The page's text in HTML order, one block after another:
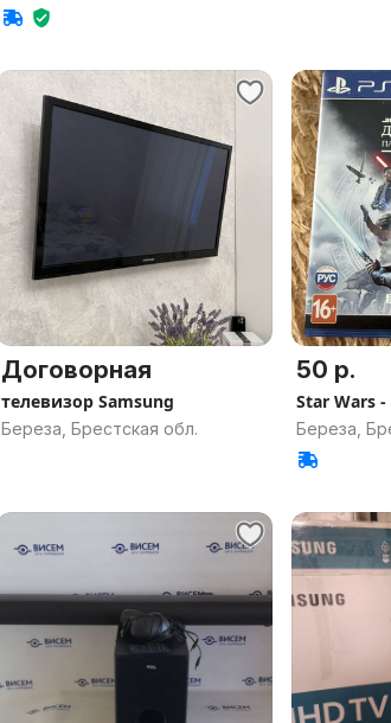
Договорная
телевизор Samsung
Береза, Брестская обл.
50 р.
Star Wars
Береза,